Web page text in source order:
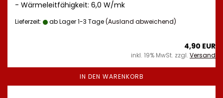
- Wärmeleitfähigkeit: 6,0 W/mk
Lieferzeit: ab Lager 1-3 Tage(Ausland abweichend)
4,90 EUR
inkl. 19% MwSt. zzgl. Versand
IN DEN WARENKORB